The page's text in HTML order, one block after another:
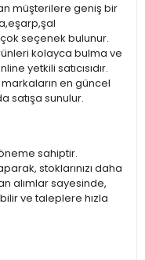
müşterilere geniş bir
seçenek bulunur.
kolayca bulma ve
yetkili satıcısıdır.
en güncel
satışa sunulur.
sahiptir.
stoklarınızı daha
alımlar sayesinde,
ve taleplere hızla